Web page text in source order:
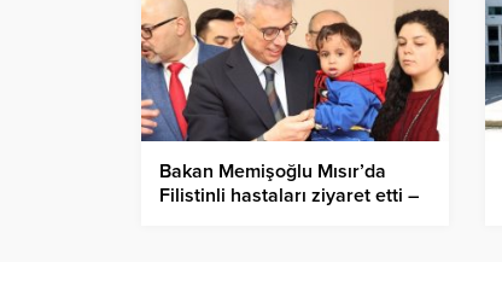
Bakan Memişoğlu Mısır’da
Filistinli hastaları ziyaret etti –